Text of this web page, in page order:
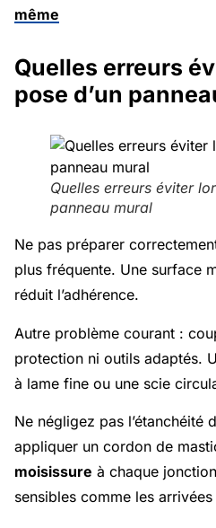
même
Quelles erreurs
pose d’un
Quelles erreurs éviter
panneau mural
Ne pas préparer
plus fréquente. Une surface
réduit l’adhérence.
Autre problème courant :
protection ni outils adaptés.
à lame fine ou une scie
Ne négligez pas l’étanchéité
appliquer un cordon de
moisissure à chaque
sensibles comme les arrivées